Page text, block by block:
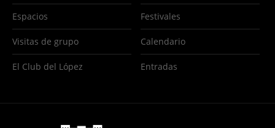
Espacios
Visitas de grupo
El Club del López
Festivales
Calendario
Entradas